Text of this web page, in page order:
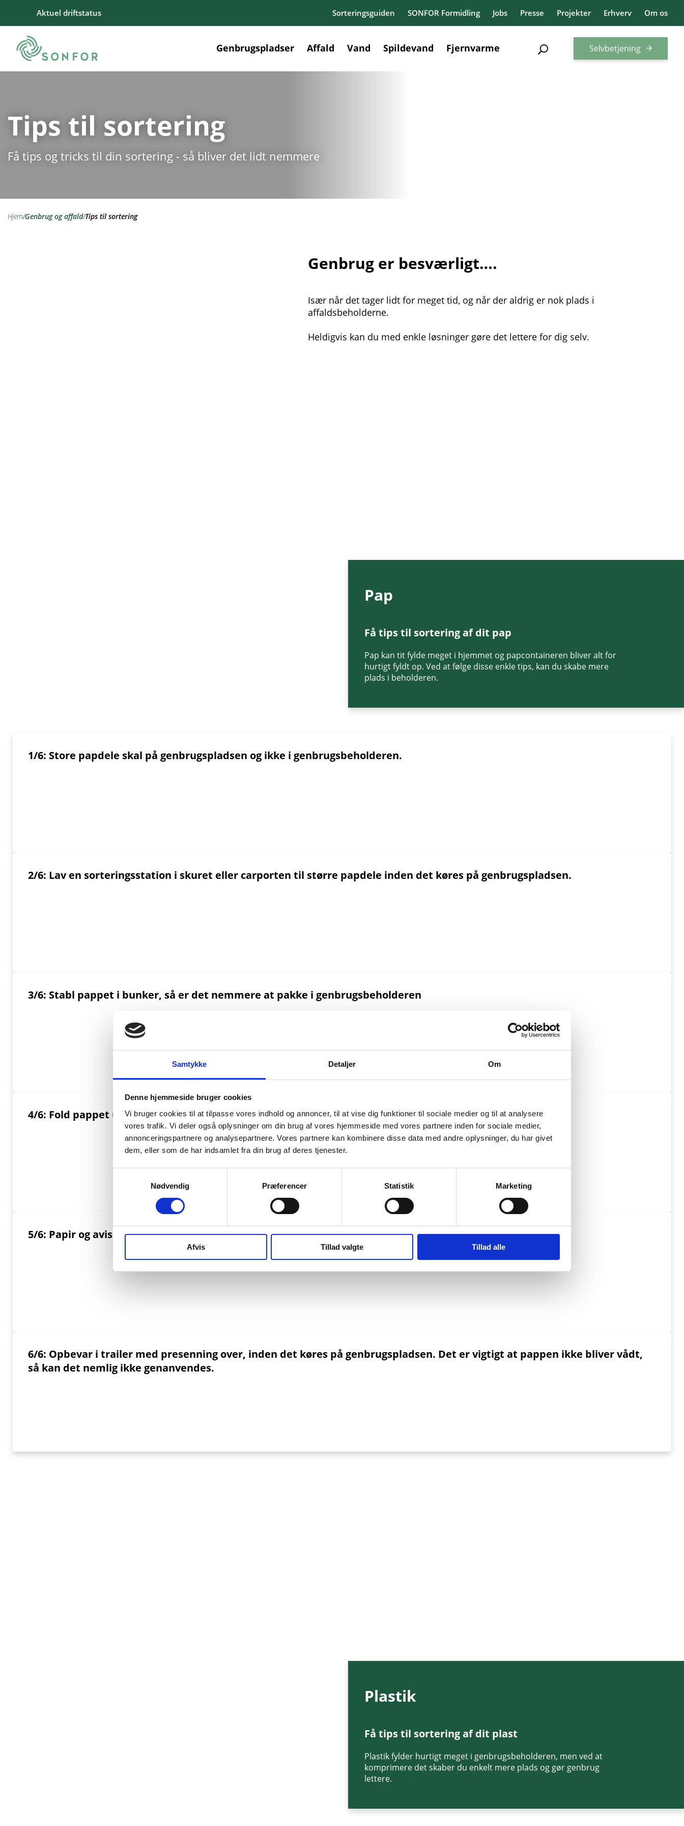
Samtykke Detaljer Om
Denne hjemmeside bruger cookies
Vi bruger cookies til at tilpasse vores indhold og annoncer, til at vise dig funktioner til sociale medier og til at analysere
vores trafik. Vi deler også oplysninger om din brug af vores hjemmeside med vores partnere inden for sociale medier,
annonceringspartnere og analysepartnere. Vores partnere kan kombinere disse data med andre oplysninger, du har givet
dem, eller som de har indsamlet fra din brug af deres tjenester.
Nødvendig
Præferencer Statistik Marketing
Afvis Tillad valgte Tillad alle
Aktuel driftstatus Sorteringsguiden SONFOR Formidling Jobs Presse Projekter Erhverv Om os
Genbrugspladser Affald Vand Spildevand Fjernvarme Selvbetjening
Tips til sortering
Få tips og tricks til din sortering - så bliver det lidt nemmere
hjem/ genbrug og affald/ Tips til sortering
Genbrug er besværligt….
Især når det tager lidt for meget tid, og når der aldrig er nok plads i
affaldsbeholderne.
Heldigvis kan du med enkle løsninger gøre det lettere for dig selv.
Pap
Få tips til sortering af dit pap
Pap kan tit fylde meget i hjemmet og papcontaineren bliver alt for
hurtigt fyldt op. Ved at følge disse enkle tips, kan du skabe mere
plads i beholderen.
1/6: Store papdele skal på genbrugspladsen og ikke i genbrugsbeholderen.
2/6: Lav en sorteringsstation i skuret eller carporten til større papdele inden det køres på genbrugspladsen.
3/6: Stabl pappet i bunker, så er det nemmere at pakke i genbrugsbeholderen
4/6: Fold pappet ud og skil det fra hinanden.
5/6: Papir og aviser skal placeres i beholderen til pap
6/6: Opbevar i trailer med presenning over, inden det køres på genbrugspladsen. Det er vigtigt at pappen ikke bliver vådt,
så kan det nemlig ikke genanvendes.
Plastik
Få tips til sortering af dit plast
Plastik fylder hurtigt meget i genbrugsbeholderen, men ved at
komprimere det skaber du enkelt mere plads og gør genbrug
lettere​.